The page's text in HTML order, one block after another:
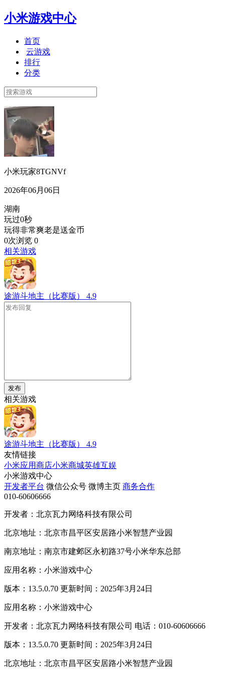
小米游戏中心
首页
云游戏
排行
分类
小米玩家8TGNVf
2026年06月06日
湖南
玩过0秒
玩得非常爽老是送金币
0次浏览 0
相关游戏
途游斗地主（比赛版） 4.9
发布
相关游戏
途游斗地主（比赛版）
4.9
友情链接
小米应用商店小米商城英雄互娱
小米游戏中心
开发者平台 微信公众号 微博主页 商务合作
010-60606666
开发者：北京瓦力网络科技有限公司
北京地址：北京市昌平区安居路小米智慧产业园
南京地址：南京市建邺区永初路37号小米华东总部
应用名称：小米游戏中心
版本：13.5.0.70 更新时间：2025年3月24日
应用名称：小米游戏中心
开发者：北京瓦力网络科技有限公司 电话：010-60606666
版本：13.5.0.70 更新时间：2025年3月24日
北京地址：北京市昌平区安居路小米智慧产业园